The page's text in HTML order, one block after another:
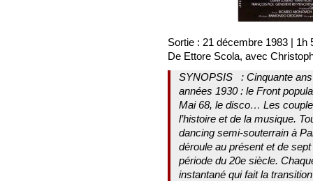
Sortie : 21 décembre 1983 | 1h
De Ettore Scola, avec
SYNOPSIS
: Cinquante
années 1930 : le Front
Mai 68, le disco… Les
l’histoire et de la musique.
dancing semi-souterrain à
déroule au présent et de
période du 20e siècle.
instantané qui fait la